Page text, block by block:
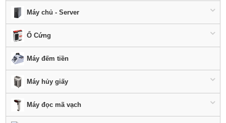
Máy chủ - Server
Ổ Cứng
Máy đếm tiền
Máy hủy giấy
Máy đọc mã vạch